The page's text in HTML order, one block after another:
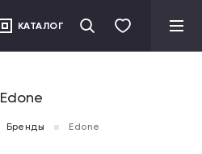
КАТАЛОГ
Edone
Бренды Edone